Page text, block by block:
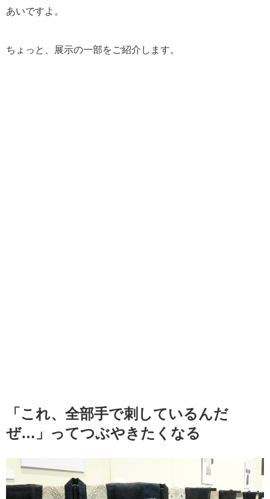
あいですよ。
ちょっと、展示の一部をご紹介します。
「これ、全部手で刺しているんだ
ぜ…」ってつぶやきたくなる